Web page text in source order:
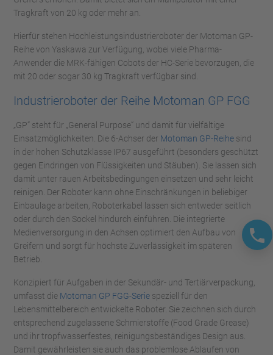
Tragkraft von 20 kg oder mehr an.
Hierfür stehen Hochleistungsindustrieroboter der Motoman GP-
Reihe von Yaskawa zur Verfügung, wobei viele Pharma-
Anwender die MRK-fähigen Cobots der HC-Serie bevorzugen, die
mit 20 oder sogar 30 kg Tragkraft verfügbar sind.
Industrieroboter der Reihe Motoman GP FGG
„GP“ steht für „General Purpose“ und damit für vielfältige
Einsatzmöglichkeiten. Die 6-Achser der Motoman GP-Reihe sind
in der hohen Schutzklasse IP67 ausgeführt (besonders geschützt
gegen Eindringen von Flüssigkeiten und Stäuben). Sie lassen sich
damit unter rauen Arbeitsbedingungen einsetzen und sehr leicht
reinigen. Der Roboter kann ohne Einschränkungen in beliebiger
Einbaulage arbeiten, Roboterkabel lassen sich entweder seitlich
oder durch den Sockel hindurch einführen. Die integrierte
Medienversorgung in den Achsen optimiert den Aufbau von
Greifern und sorgt für höchste Zuverlässigkeit im späteren
Betrieb.
Konzipiert für Aufgaben in der Sekundär- und Tertiärverpackung,
umfasst die Motoman GP FGG-Serie speziell für den
Lebensmittelbereich entwickelte Roboter. Sie zeichnen sich durch
entsprechend zugelassene Schmierstoffe (Food Grade Grease)
und ihr tropfwasserfestes, reinigungsbeständiges Design aus.
Damit gewährleisten sie auch das problemlose Ablaufen von